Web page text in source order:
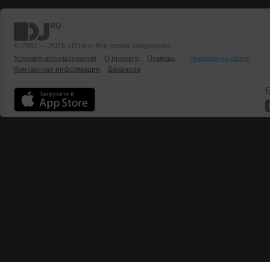
© 2001 — 2026 «DJ.ru» Все права защищены.
Условия использования
О проекте Помощь
Реклама на сайте
Контактная информация
Вакансии